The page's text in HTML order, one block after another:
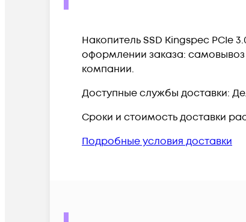
Накопитель SSD Kingspec PCIe
оформлении заказа: самовывоз
компании.
Доступные службы доставки:
Сроки и стоимость доставки
Подробные условия доставки